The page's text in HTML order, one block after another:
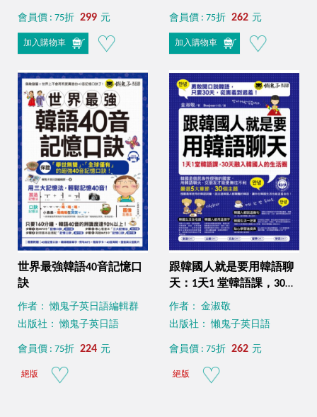
會員價 : 75折 299 元
加入購物車
會員價 : 75折 262 元
加入購物車
世界最強韓語40音記憶口
訣
作者： 懶鬼子英日語編輯群
出版社： 懶鬼子英日語
會員價 : 75折 224 元
絕版
跟韓國人就是要用韓語聊
天：1天1 堂韓語課，30天
融入韓國人的生活圈（附
1MP3）
作者： 金淑敬
出版社： 懶鬼子英日語
會員價 : 75折 262 元
絕版